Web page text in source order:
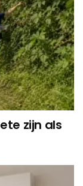
zijn als